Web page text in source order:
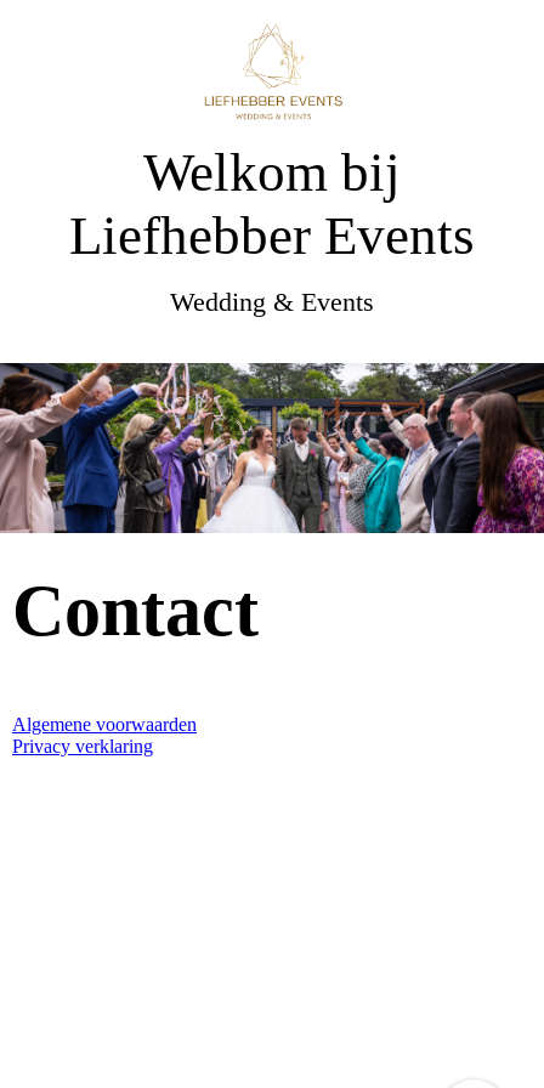
Welkom bij
Liefhebber Events
Wedding & Events
Contact
Algemene voorwaarden
Privacy verklaring